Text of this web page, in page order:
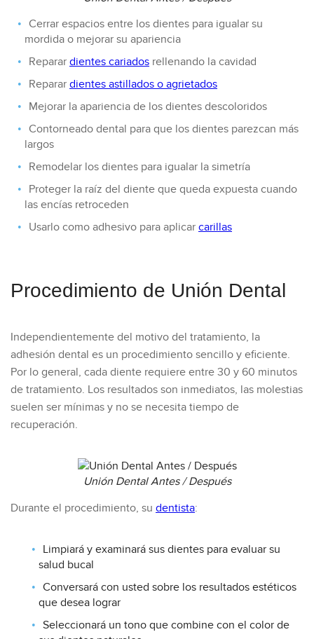
Cerrar espacios entre los dientes para igualar su
mordida o mejorar su apariencia
Reparar dientes cariados rellenando la cavidad
Reparar dientes astillados o agrietados
Mejorar la apariencia de los dientes descoloridos
Contorneado dental para que los dientes parezcan más
largos
Remodelar los dientes para igualar la simetría
Proteger la raíz del diente que queda expuesta cuando
las encías retroceden
Usarlo como adhesivo para aplicar carillas
Procedimiento de Unión Dental
Independientemente del motivo del tratamiento, la
adhesión dental es un procedimiento sencillo y eficiente.
Por lo general, cada diente requiere entre 30 y 60 minutos
de tratamiento. Los resultados son inmediatos, las molestias
suelen ser mínimas y no se necesita tiempo de
recuperación.
Unión Dental Antes / Después
Durante el procedimiento, su dentista:
Limpiará y examinará sus dientes para evaluar su
salud bucal
Conversará con usted sobre los resultados estéticos
que desea lograr
Seleccionará un tono que combine con el color de